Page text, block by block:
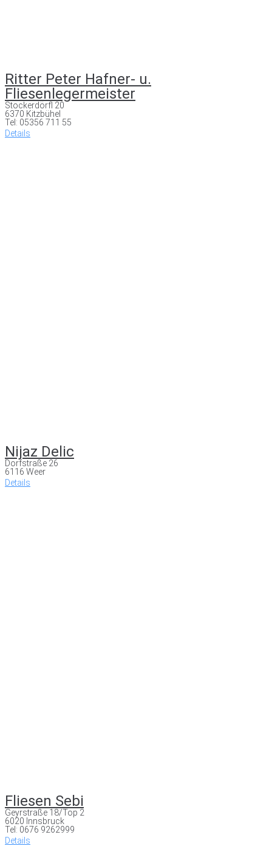
Ritter Peter Hafner- u.
Fliesenlegermeister
Stockerdörfl 20
6370 Kitzbühel
Tel: 05356 711 55
Details
Nijaz Delic
Dorfstraße 26
6116 Weer
Details
Fliesen Sebi
Geyrstraße 18/Top 2
6020 Innsbruck
Tel: 0676 9262999
Details